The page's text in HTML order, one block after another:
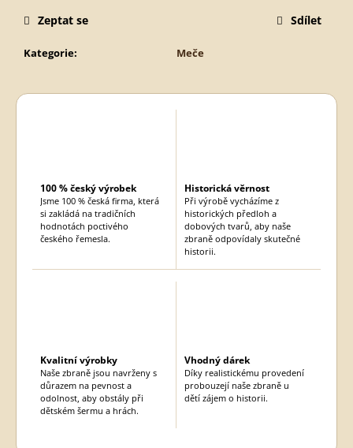
Kategorie: Meče
Zeptat se Sdílet
100 % český výrobek
Jsme 100 % česká firma, která
si zakládá na tradičních
hodnotách poctivého
českého řemesla.
Historická věrnost
Při výrobě vycházíme z
historických předloh a
dobových tvarů, aby naše
zbraně odpovídaly skutečné
historii.
Kvalitní výrobky
Naše zbraně jsou navrženy s
důrazem na pevnost a
odolnost, aby obstály při
dětském šermu a hrách.
Vhodný dárek
Díky realistickému provedení
probouzejí naše zbraně u
dětí zájem o historii.